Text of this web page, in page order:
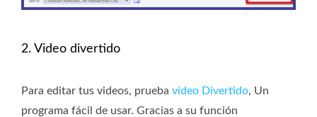
2. Video divertido
Para editar tus videos, prueba vídeo Divertido, Un
programa fácil de usar. Gracias a su función